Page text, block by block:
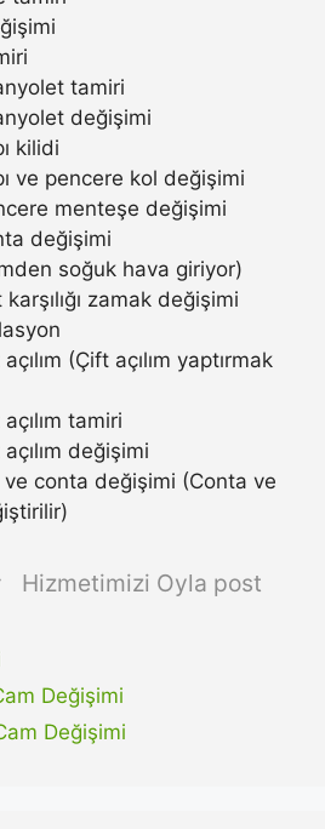
tamiri
değişimi
kilidi
ve pencere kol değişimi
menteşe değişimi
değişimi
soğuk hava giriyor)
zamak değişimi
(Çift açılım yaptırmak
tamiri
değişimi
conta değişimi (Conta ve
Hizmetimizi Oyla post
Değişimi
Değişimi